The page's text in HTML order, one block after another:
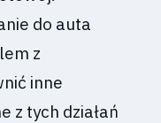
do auta
z
inne
z tych działań